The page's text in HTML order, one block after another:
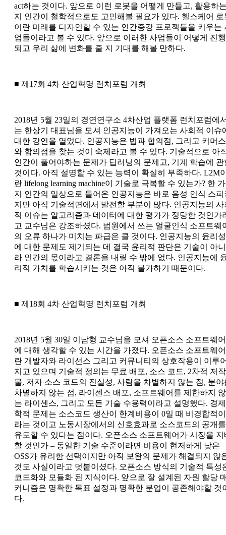
act하는 것이다. 앞으로 이런 로봇을 어떻게 만들고, 활용하
지 인간이 철학적으로도 고민해볼 필요가 있다. 헬스케어 로
이란 미래를 디자인할 수 있는 인간증강 프로젝들을 키우는
업들이라고 볼 수 있다. 앞으로 이러한 사업들이 어떻게 진행
되고 우리 삶에 변화를 줄 지 기대를 해볼 만하다.
■ 제17회 4차 산업혁명 런치포럼 개최
2018년 5월 23일의 경연연구소 4차산업 플랫폼 런치포럼에
는 한상기 대표님을 모셔 인공지능이 가져오는 사회적 이슈
대한 강연을 열었다. 인공지능은 법과 합의점, 그리고 커머스
와 합의점을 찾는 것이 숙제라고 볼 수 있다. 기술적으로 아
인간이 풀어야하는 문제가 딥러닝의 문제고, 기계 학습에 관
것이다. 아직 설명할 수 있는 능력이 확실히 부족하다. L2M
란 lifelong learning machine이 기술로 극복할 수 있는가? 한 가
지 인간의 일상으로 들어온 인공지능은 바로 음성 인식 스피
지만 아직 기술적면에서 발전할 부분이 많다. 인공지능의 사
적 이슈는 알고리즘과 데이터에 대한 평가가 정당한 것인가
고 교수님은 강조하셨다. 법원에서 쓰는 얼굴인식 소프트웨
의 오류 하나가 미치는 파급은 클 것이다. 인공지능의 윤리성
에 대한 문제도 제기되는 데 결국 윤리적 판단은 기술이 아니
라 인간의 몫이라고 결론을 내릴 수 밖에 없다. 인공지능에
리적 가치를 학습시키는 것은 아직 불가하기 때문이다.
■ 제18회 4차 산업혁명 런치포럼 개최
2018년 5월 30일 이남형 교수님을 모셔 오픈소스 소프트웨어
에 대해 생각할 수 있는 시간을 가졌다. 오픈소스 소프트웨어
란 개발자와 라이선스 그리고 커뮤니티의 상호작용이 이루
지고 있으며 기술적 정의는 무료 배포, 소스 코드, 2차적 저작
물, 저자 소스 코드의 진실성, 사람을 차별하지 않는 점, 분야
차별하지 않는 점, 라이센스 배포, 소프트웨어를 제한하지 않
는 라이센스, 그리고 모든 기술 수용력이라고 설명했다. 경제
학적 문제는 소스코드 생산이 한계비용이 0일 때 비경합적이
라는 것이고 노동시장에서의 신호효과로 소스코드의 공개를
유도할 수 있다는 점이다. 오픈소스 소프트웨어가 시장을 지
할 것인가 – 동일한 기술 수준이라면 비용이 현저하게 낮은
OSS가 유리한 선택이지만 아직 보완의 문제가 해결되지 않
것도 사실이라고 덧붙이셨다. 오픈소스 방식의 기술적 특성
코드화와 모듈화 된 지식이다. 앞으로 잘 설계된 자원 할당
커니즘은 명확한 목표 설정과 명확한 분업이 공존해야할 것
다.